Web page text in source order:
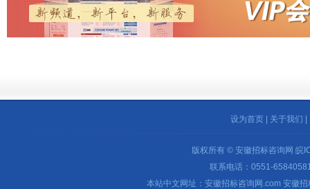
设为首页 | 关于我们 |
版权所有 © 安徽招标咨询网 皖
联系电话：0551-
本站中文网址：安徽招标咨询网.com 安徽